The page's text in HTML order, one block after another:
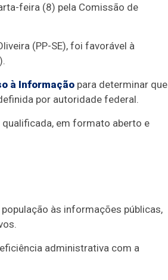
feira (8) pela Comissão de
(PP-SE), foi favorável à
à Informação para determinar que
por autoridade federal.
em formato aberto e
às informações públicas,
administrativa com a